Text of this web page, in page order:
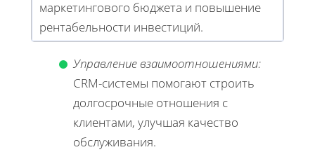
маркетингового бюджета и повышение
рентабельности инвестиций.
Управление взаимоотношениями:
CRM-системы помогают строить
долгосрочные отношения с
клиентами, улучшая качество
обслуживания.